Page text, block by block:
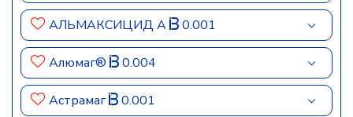
АЛЬМАКСИЦИД А 0.001
Алюмаг® 0.004
Астрамаг 0.001